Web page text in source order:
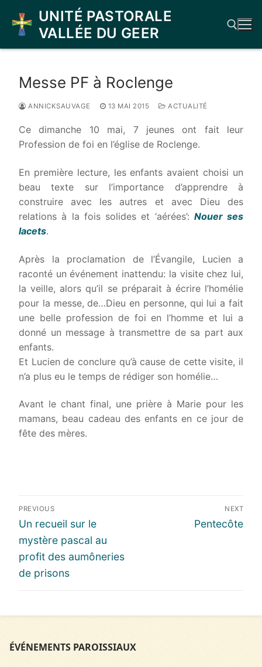
contenu
UNITÉ PASTORALE
VALLÉE DU GEER
Messe PF à Roclenge
ANNICKSAUVAGE 13 MAI 2015 ACTUALITÉ
Ce dimanche 10 mai, 7 jeunes ont fait leur
Profession de foi en l’église de Roclenge.
En première lecture, les enfants avaient choisi un
beau texte sur l’importance d’apprendre à
construire avec les autres et avec Dieu des
relations à la fois solides et ‘aérées’: Nouer ses
lacets.
Après la proclamation de l’Évangile, Lucien a
raconté un événement inattendu: la visite chez lui,
la veille, alors qu’il se préparait à écrire l’homélie
pour la messe, de…Dieu en personne, qui lui a fait
une belle profession de foi en l’homme et lui a
donné un message à transmettre de sa part aux
enfants.
Et Lucien de conclure qu’à cause de cette visite, il
n’a plus eu le temps de rédiger son homélie…
Avant le chant final, une prière à Marie pour les
mamans, beau cadeau des enfants en ce jour de
fête des mères.
Navigation
de
l’article
PREVIOUS
Previous
post:
Un recueil sur le
mystère pascal au
profit des aumôneries
de prisons
NEXT
Next
Pentecôte
ÉVÉNEMENTS PAROISSIAUX